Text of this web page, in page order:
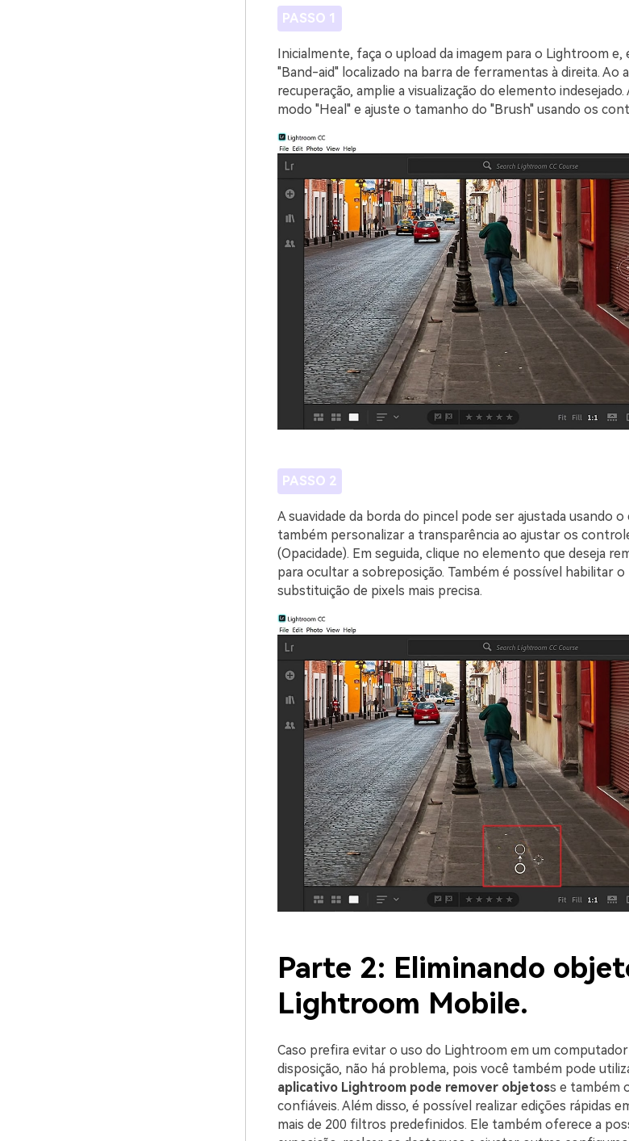
PASSO 1
Inicialmente, faça o upload da imagem para o Lightroom e,
"Band-aid" localizado na barra de ferramentas à direita. Ao
recuperação, amplie a visualização do elemento
modo "Heal" e ajuste o tamanho do "Brush" usando os
PASSO 2
A suavidade da borda do pincel pode ser ajustada usando
também personalizar a transparência ao ajustar os
(Opacidade). Em seguida, clique no elemento que deseja
para ocultar a sobreposição. Também é possível habilitar o
substituição de pixels mais precisa.
Parte 2: Eliminando
Lightroom Mobile.
Caso prefira evitar o uso do Lightroom em um
disposição, não há problema, pois você também pode
aplicativo Lightroom pode remover objetoss e também
confiáveis. Além disso, é possível realizar edições rápidas
mais de 200 filtros predefinidos. Ele também oferece a